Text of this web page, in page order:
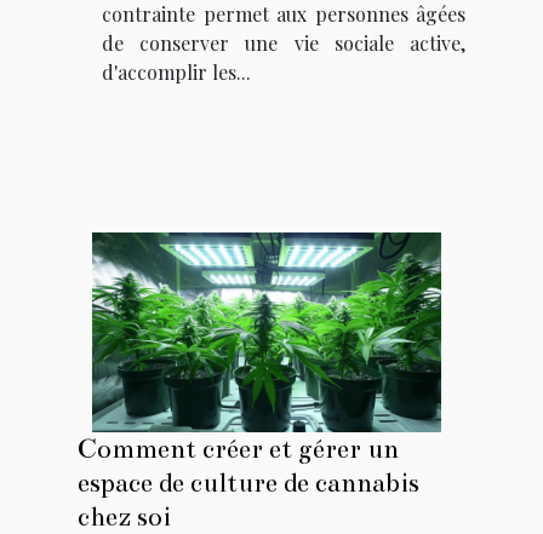
contrainte permet aux personnes âgées
de conserver une vie sociale active,
d'accomplir les...
Comment créer et gérer un
espace de culture de cannabis
chez soi